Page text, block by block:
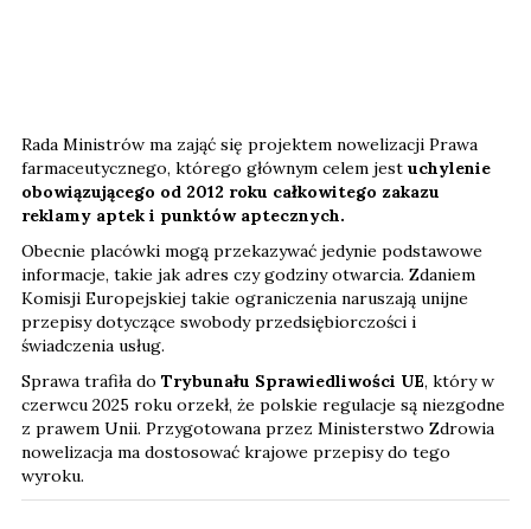
Rada Ministrów ma zająć się projektem nowelizacji Prawa
farmaceutycznego, którego głównym celem jest uchylenie
obowiązującego od 2012 roku całkowitego zakazu
reklamy aptek i punktów aptecznych.
Obecnie placówki mogą przekazywać jedynie podstawowe
informacje, takie jak adres czy godziny otwarcia. Zdaniem
Komisji Europejskiej takie ograniczenia naruszają unijne
przepisy dotyczące swobody przedsiębiorczości i
świadczenia usług.
Sprawa trafiła do Trybunału Sprawiedliwości UE, który w
czerwcu 2025 roku orzekł, że polskie regulacje są niezgodne
z prawem Unii. Przygotowana przez Ministerstwo Zdrowia
nowelizacja ma dostosować krajowe przepisy do tego
wyroku.